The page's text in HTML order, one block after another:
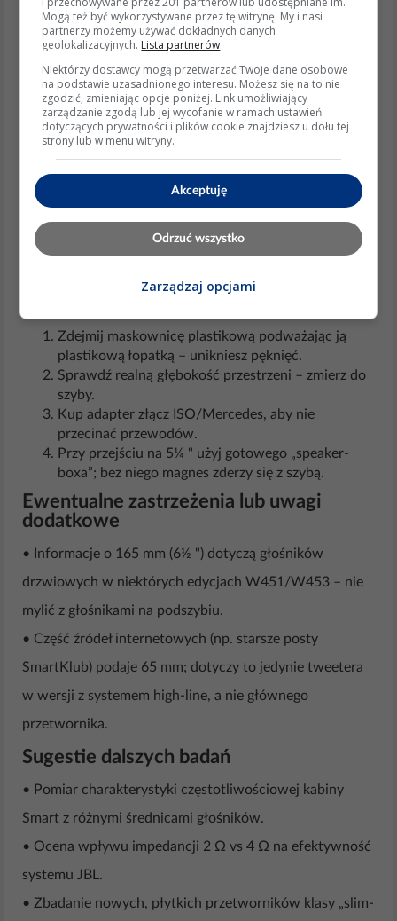
Śruby fabryczne rozmieszczone co 120°. Adapter typu
„tri-mount” konwertuje je do klasycznego kołnierza 4-"
lub 5¼-".
Aspekty etyczne i prawne
• Nie ingeruj w wiązkę CAN przy systemie JBL;
naruszenie homologacji może prowadzić do utraty
gwarancji.
ochrony słuchu – PN-EN 50332-3 określa dopuszczalne
Zdejmij maskownicę plastikową podważając ją
plastikową łopatką – unikniesz pęknięć.
Sprawdź realną głębokość przestrzeni – zmierz do
szyby.
Kup adapter złącz ISO/Mercedes, aby nie
przecinać przewodów.
Przy przejściu na 5¼ " użyj gotowego „speaker-
boxa”; bez niego magnes zderzy się z szybą.
Ewentualne zastrzeżenia lub uwagi
dodatkowe
• Informacje o 165 mm (6½ ") dotyczą głośników
drzwiowych w niektórych edycjach W451/W453 – nie
mylić z głośnikami na podszybiu.
• Część źródeł internetowych (np. starsze posty
SmartKlub) podaje 65 mm; dotyczy to jedynie tweetera
w wersji z systemem high-line, a nie głównego
przetwornika.
Sugestie dalszych badań
• Pomiar charakterystyki częstotliwościowej kabiny
Smart z różnymi średnicami głośników.
• Ocena wpływu impedancji 2 Ω vs 4 Ω na efektywność
systemu JBL.
• Zbadanie nowych, płytkich przetworników klasy „slim-
Mogą też być wykorzystywane przez tę witrynę. My i nasi
partnerzy możemy używać dokładnych danych
geolokalizacyjnych. Lista partnerów
Niektórzy dostawcy mogą przetwarzać Twoje dane osobowe
na podstawie uzasadnionego interesu. Możesz się na to nie
zgodzić, zmieniając opcje poniżej. Link umożliwiający
zarządzanie zgodą lub jej wycofanie w ramach ustawień
dotyczących prywatności i plików cookie znajdziesz u dołu tej
strony lub w menu witryny.
Akceptuję
Odrzuć wszystko
Zarządzaj opcjami